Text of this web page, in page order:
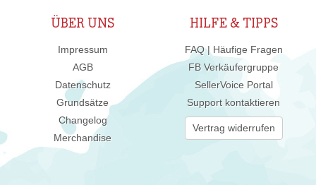
ÜBER UNS
Impressum
AGB
Datenschutz
Grundsätze
Changelog
Merchandise
HILFE & TIPPS
FAQ | Häufige Fragen
FB Verkäufergruppe
SellerVoice Portal
Support kontaktieren
Vertrag widerrufen